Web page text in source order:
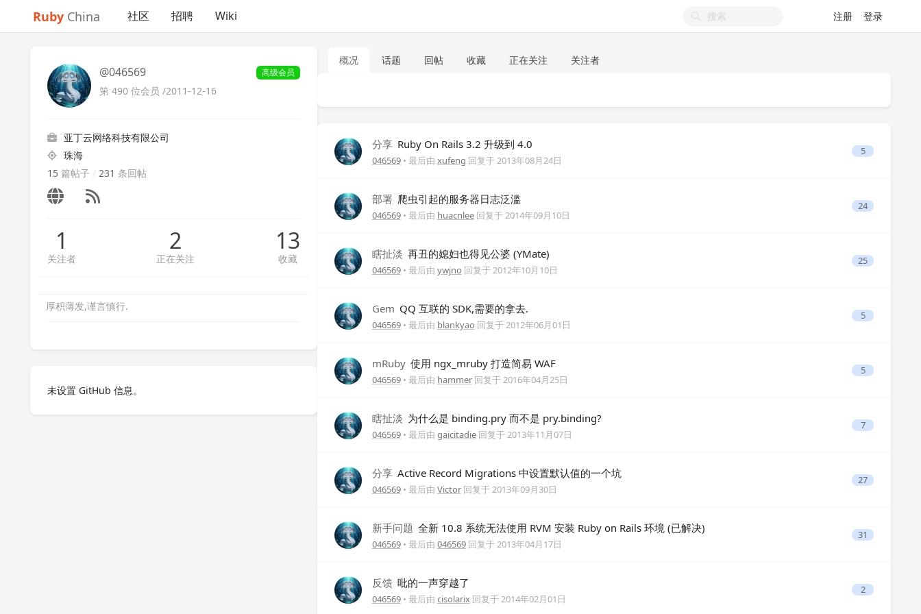
Ruby China 社区 招聘 Wiki 注册 登录
@046569 高级会员
第 490 位会员 /2011-12-16
亚丁云网络科技有限公司
珠海
15 篇帖子 / 231 条回帖
1
关注者
2
正在关注
13
收藏
厚积薄发,谨言慎行.
未设置 GitHub 信息。
概况 话题 回帖 收藏 正在关注 关注者
分享 Ruby On Rails 3.2 升级到 4.0
046569 • 最后由 xufeng 回复于2013年08月24日
5
部署 爬虫引起的服务器日志泛滥
046569 • 最后由 huacnlee回复于2014年09月10日
24
瞎扯淡 再丑的媳妇也得见公婆 (YMate)
046569 • 最后由 ywjno 回复于2012年10月10日
25
Gem QQ 互联的 SDK,需要的拿去.
046569 • 最后由 blankyao 回复于2012年06月01日
5
mRuby 使用 ngx_mruby 打造简易 WAF
046569 • 最后由 hammer回复于2016年04月25日
5
瞎扯淡 为什么是 binding.pry 而不是 pry.binding?
046569 • 最后由 gaicitadie回复于2013年11月07日
7
分享 Active Record Migrations 中设置默认值的一个坑
046569 • 最后由 Victor回复于2013年09月30日
27
新手问题 全新 10.8 系统无法使用 RVM 安装 Ruby on Rails 环境 (已解决)
046569 • 最后由 046569回复于2013年04月17日
31
反馈 吡的一声穿越了
046569 • 最后由 cisolarix回复于2014年02月01日
2